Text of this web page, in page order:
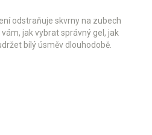
odstraňuje skvrny na zubech
jak vybrat správný gel, jak
bílý úsměv dlouhodobě.